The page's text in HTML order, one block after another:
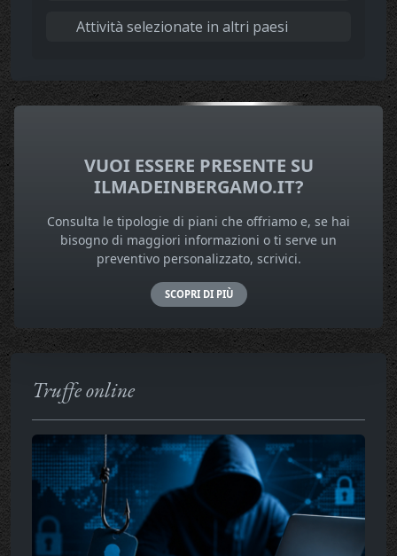
Attività selezionate in altri paesi
VUOI ESSERE PRESENTE SU
ILMADEINBERGAMO.IT?
Consulta le tipologie di piani che offriamo e, se hai
bisogno di maggiori informazioni o ti serve un
preventivo personalizzato, scrivici.
SCOPRI DI PIÙ
Truffe online